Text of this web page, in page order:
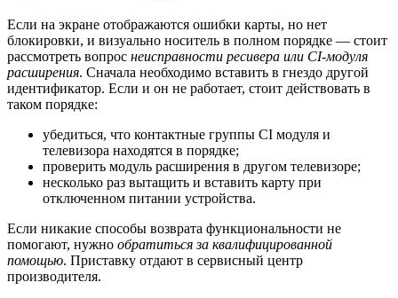
Если на экране отображаются ошибки карты, но нет
блокировки, и визуально носитель в полном порядке — стоит
рассмотреть вопрос неисправности ресивера или CI-модуля
расширения. Сначала необходимо вставить в гнездо другой
идентификатор. Если и он не работает, стоит действовать в
таком порядке:
убедиться, что контактные группы CI модуля и
телевизора находятся в порядке;
проверить модуль расширения в другом телевизоре;
несколько раз вытащить и вставить карту при
отключенном питании устройства.
Если никакие способы возврата функциональности не
помогают, нужно обратиться за квалифицированной
помощью. Приставку отдают в сервисный центр
производителя.